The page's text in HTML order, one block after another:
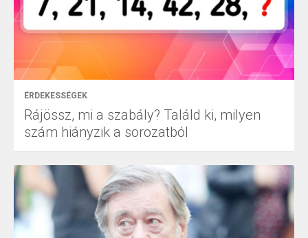
ÉRDEKESSÉGEK
Rájössz, mi a szabály? Találd ki, milyen
szám hiányzik a sorozatból